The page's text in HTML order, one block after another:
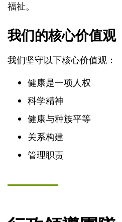
福祉。
我们的核心价值观
我们坚守以下核心价值观：
健康是一项人权
科学精神
健康与种族平等
关系构建
管理职责